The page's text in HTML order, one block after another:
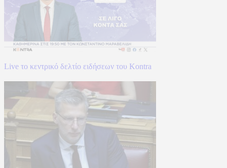
Live το κεντρικό δελτίο ειδήσεων του Kontra